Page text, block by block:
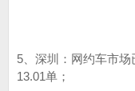
5、深圳：网约车市
13.01单；